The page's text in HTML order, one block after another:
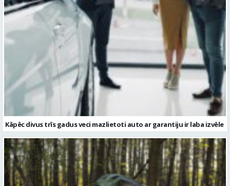
Kāpēc divus trīs gadus veci mazlietoti auto ar garantiju ir laba izvēle